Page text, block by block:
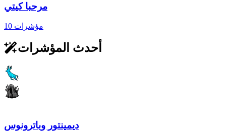
مرحبا كيتي
10 مؤشرات
أحدث المؤشرات
ديمينتور وباترونوس